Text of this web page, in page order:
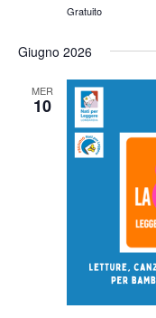
Gratuito
Giugno 2026
MER
10